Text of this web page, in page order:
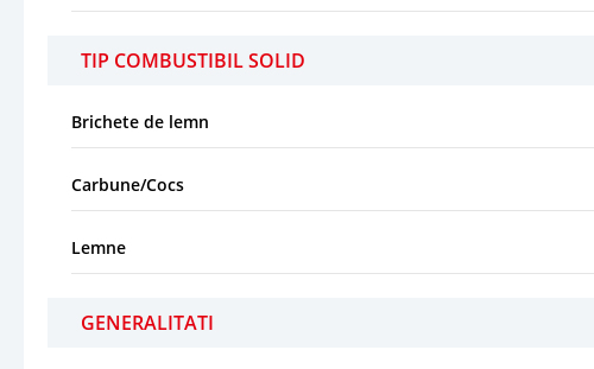
TIP COMBUSTIBIL SOLID
Brichete de lemn
Carbune/Cocs
Lemne
GENERALITATI